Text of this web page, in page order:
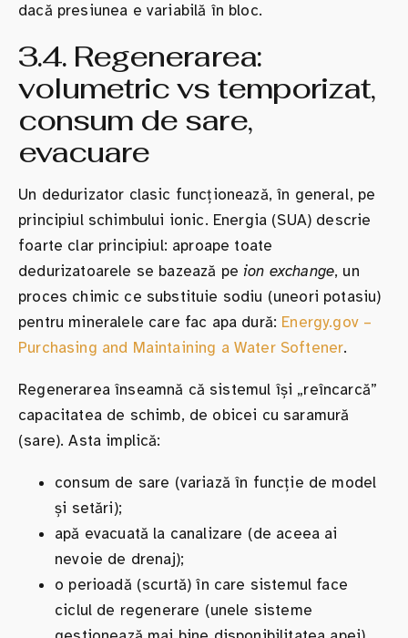
dacă presiunea e variabilă în bloc.
3.4. Regenerarea:
volumetric vs temporizat,
consum de sare,
evacuare
Un dedurizator clasic funcționează, în general, pe
principiul schimbului ionic. Energia (SUA) descrie
foarte clar principiul: aproape toate
dedurizatoarele se bazează peion exchange, un
proces chimic ce substituie sodiu (uneori potasiu)
pentru mineralele care fac apa dură: Energy.gov –
Purchasing and Maintaining a Water Softener.
Regenerarea înseamnă că sistemul își „reîncarcă”
capacitatea de schimb, de obicei cu saramură
(sare). Asta implică:
consum de sare (variază în funcție de model
și setări);
apă evacuată la canalizare (de aceea ai
nevoie de drenaj);
o perioadă (scurtă) în care sistemul face
ciclul de regenerare (unele sisteme